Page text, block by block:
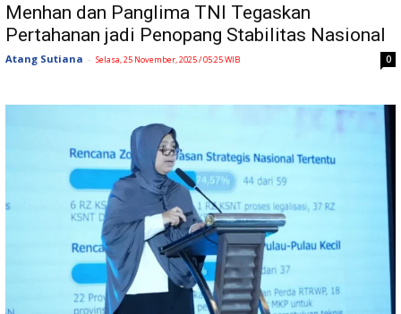
Menhan dan Panglima TNI Tegaskan
Pertahanan jadi Penopang Stabilitas Nasional
Atang Sutiana - Selasa, 25 November, 2025 / 05:25 WIB 0